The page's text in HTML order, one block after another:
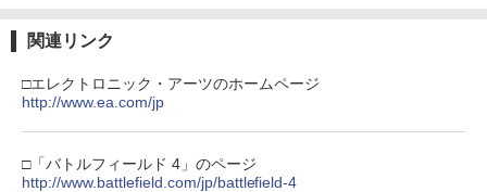
3
劇場版「鬼滅の刃」無限城編 第一章 猗
窩座再来 通常版 [DVD]
￥3,523
関連リンク
□エレクトロニック・アーツのホームページ
http://www.ea.com/jp
□「バトルフィールド 4」のページ
http://www.battlefield.com/jp/battlefield-4